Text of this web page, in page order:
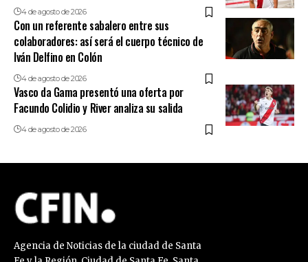
4 de agosto de 2026
Con un referente sabalero entre sus
colaboradores: así será el cuerpo técnico de
Iván Delfino en Colón
4 de agosto de 2026
Vasco da Gama presentó una oferta por
Facundo Colidio y River analiza su salida
4 de agosto de 2026
Agencia de Noticias de la ciudad de Santa